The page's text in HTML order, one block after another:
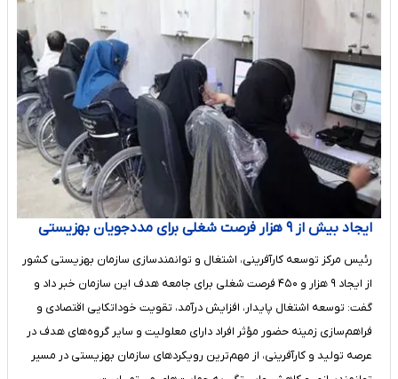
ایجاد بیش از ۹ هزار فرصت شغلی برای مددجویان بهزیستی
رئیس مرکز توسعه کارآفرینی، اشتغال و توانمندسازی سازمان بهزیستی کشور
از ایجاد ۹ هزار و ۴۵۰ فرصت شغلی برای جامعه هدف این سازمان خبر داد و
گفت: توسعه اشتغال پایدار، افزایش درآمد، تقویت خوداتکایی اقتصادی و
فراهم‌سازی زمینه حضور مؤثر افراد دارای معلولیت و سایر گروه‌های هدف در
عرصه تولید و کارآفرینی، از مهم‌ترین رویکردهای سازمان بهزیستی در مسیر